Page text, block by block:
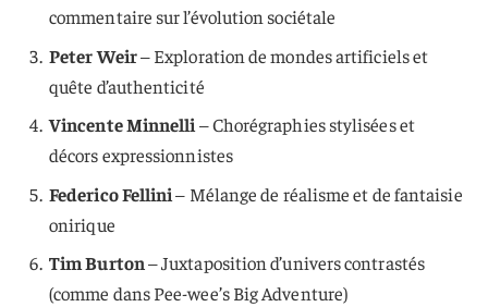
commentaire sur l’évolution sociétale
Peter Weir– Exploration de mondes artificiels et
quête d’authenticité
Vincente Minnelli– Chorégraphies stylisées et
décors expressionnistes
Federico Fellini– Mélange de réalisme et de fantaisie
onirique
Tim Burton– Juxtaposition d’univers contrastés
(comme dans Pee-wee’s Big Adventure)